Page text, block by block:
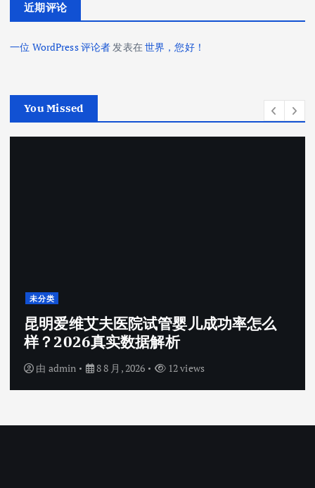
近期评论
一位 WordPress 评论者发表在世界，您好！
You Missed
未分类
昆明爱维艾夫医院试管婴儿成功率怎么
样？2026真实数据解析
由 admin 8 8 月, 2026 12 views